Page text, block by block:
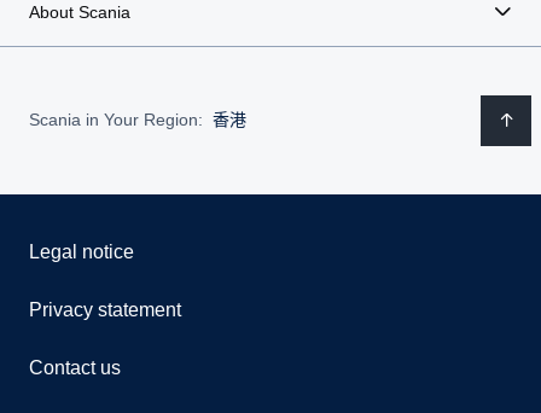
About Scania
Scania in Your Region: 香港
Legal notice
Privacy statement
Contact us